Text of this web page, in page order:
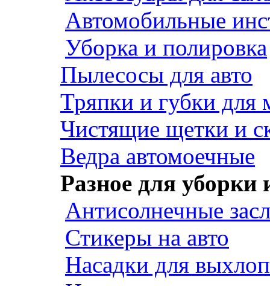
Автомобильные
Уборка и полировка
Пылесосы для авто
Тряпки и губки для
Чистящие щетки и
Ведра автомоечные
Разное для уборки
Антисолнечные
Стикеры на авто
Насадки для